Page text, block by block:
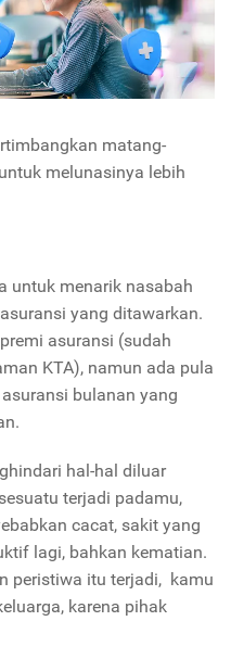
matang-
melunasinya lebih
untuk menarik nasabah
yang ditawarkan.
asuransi (sudah
KTA), namun ada pula
bulanan yang
hal-hal diluar
terjadi padamu,
cacat, sakit yang
lagi, bahkan kematian.
peristiwa itu terjadi, kamu
karena pihak